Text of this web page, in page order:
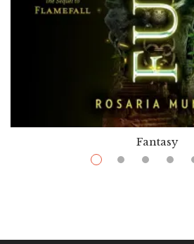
Fantasy
$ 11.99 $36.50